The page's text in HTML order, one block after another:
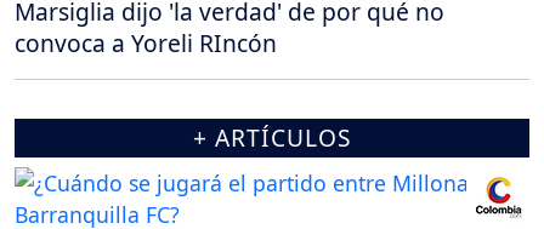
Marsiglia dijo 'la verdad' de por qué no
convoca a Yoreli RIncón
+ ARTÍCULOS